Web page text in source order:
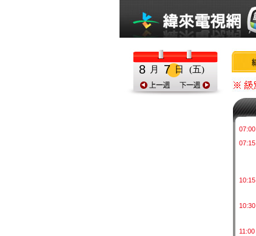
8 月 7 日 (五)
07:00
07:15
10:15
10:30
11:00